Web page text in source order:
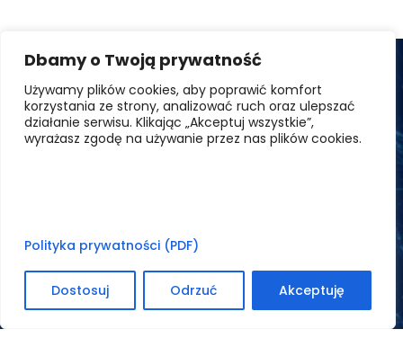
Dbamy o Twoją prywatność
Używamy plików cookies, aby poprawić komfort
korzystania ze strony, analizować ruch oraz ulepszać
działanie serwisu. Klikając „Akceptuj wszystkie”,
wyrażasz zgodę na używanie przez nas plików cookies.
Polityka prywatności (PDF)
Dostosuj Odrzuć Akceptuję